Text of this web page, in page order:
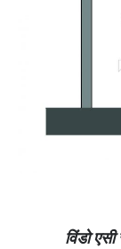
विंडो